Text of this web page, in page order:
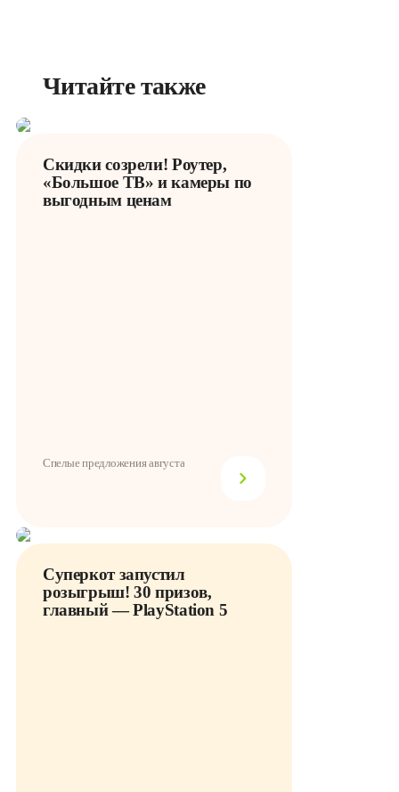
Читайте также
Скидки созрели! Роутер,
«Большое ТВ» и камеры по
выгодным ценам
Спелые предложения августа
Суперкот запустил
розыгрыш! 30 призов,
главный — PlayStation 5